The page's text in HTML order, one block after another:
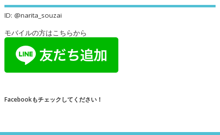
ID: @narita_souzai
モバイルの方はこちらから
Facebookもチェックしてください！